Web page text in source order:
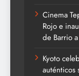
Cinema
Rojo e
de Barrio
Kyoto
auténticos